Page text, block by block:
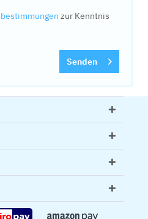
zur Kenntnis
Senden